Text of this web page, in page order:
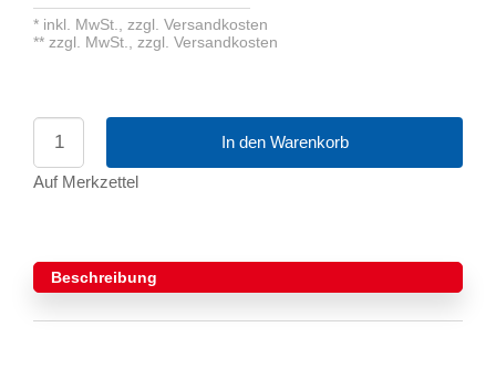
* inkl. MwSt., zzgl. Versandkosten
** zzgl. MwSt., zzgl. Versandkosten
In den Warenkorb
Auf Merkzettel
Beschreibung